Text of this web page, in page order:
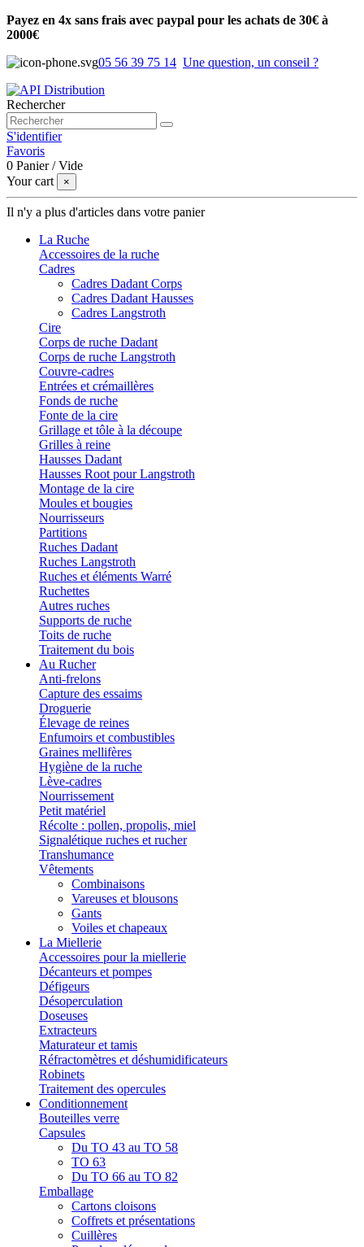
Payez en 4x sans frais avec paypal pour les achats de 30€ à
2000€
05 56 39 75 14 Une question, un conseil ?
Rechercher
S'identifier
Favoris
0 Panier /Vide
Your cart
×
Il n'y a plus d'articles dans votre panier
La Ruche
Accessoires de la ruche
Cadres
Cadres Dadant Corps
Cadres Dadant Hausses
Cadres Langstroth
Cire
Corps de ruche Dadant
Corps de ruche Langstroth
Couvre-cadres
Entrées et crémaillères
Fonds de ruche
Fonte de la cire
Grillage et tôle à la découpe
Grilles à reine
Hausses Dadant
Hausses Root pour Langstroth
Montage de la cire
Moules et bougies
Nourrisseurs
Partitions
Ruches Dadant
Ruches Langstroth
Ruches et éléments Warré
Ruchettes
Autres ruches
Supports de ruche
Toits de ruche
Traitement du bois
Au Rucher
Anti-frelons
Capture des essaims
Droguerie
Élevage de reines
Enfumoirs et combustibles
Graines mellifères
Hygiène de la ruche
Lève-cadres
Nourrissement
Petit matériel
Récolte : pollen, propolis, miel
Signalétique ruches et rucher
Transhumance
Vêtements
Combinaisons
Vareuses et blousons
Gants
Voiles et chapeaux
La Miellerie
Accessoires pour la miellerie
Décanteurs et pompes
Défigeurs
Désoperculation
Doseuses
Extracteurs
Maturateur et tamis
Réfractomètres et déshumidificateurs
Robinets
Traitement des opercules
Conditionnement
Bouteilles verre
Capsules
Du TO 43 au TO 58
TO 63
Du TO 66 au TO 82
Emballage
Cartons cloisons
Coffrets et présentations
Cuillères